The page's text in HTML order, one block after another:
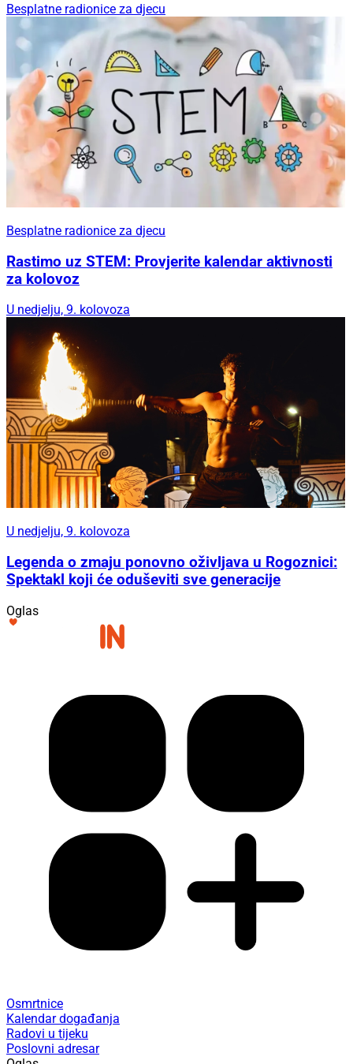
Besplatne radionice za djecu
Besplatne radionice za djecu
Rastimo uz STEM: Provjerite kalendar aktivnosti
za kolovoz
U nedjelju, 9. kolovoza
U nedjelju, 9. kolovoza
Legenda o zmaju ponovno oživljava u Rogoznici:
Spektakl koji će oduševiti sve generacije
Oglas
Osmrtnice
Kalendar događanja
Radovi u tijeku
Poslovni adresar